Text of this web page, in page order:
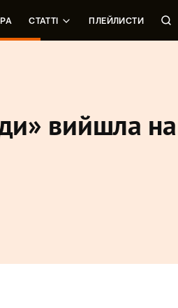
СТАТТІ ПЛЕЙЛИСТИ
вийшла на